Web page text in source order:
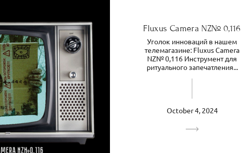
Fluxus Camera NZ№ 0,116
Уголок инноваций в нашем
телемагазине: Fluxus Camera
NZ№ 0,116 Инструмент для
ритуального запечатления...
October 4, 2024